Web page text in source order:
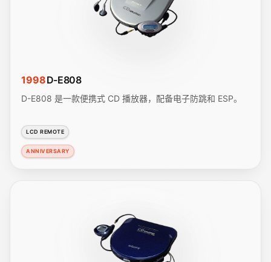
1998D-E808
D-E808 是一款便携式 CD 播放器，配备电子防跳和 ESP。
LCD REMOTE
ANNIVERSARY